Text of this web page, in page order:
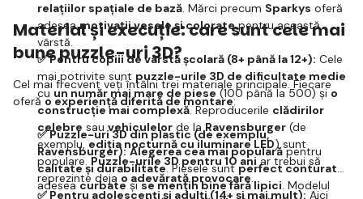
relațiilor spațiale de bază. Mărci precum Sparkys oferă
adeseamotivații vesele și coloratepentru această
vârstă.
✅ Pentru copiii de vârstă școlară (8+ până la 12+): Cele
mai potrivite sunt puzzle-urile 3D de dificultate medie
cuun număr mai mare de piese(100 până la 500) șio
construcție mai complexă. Reproducerile clădirilor
celebre sauvehiculelor de laRavensburger (de
exemplu, ediția nocturnă cu iluminare LED) sunt
populare. Puzzle-urile 3D pentru 10 ani ar trebui să
reprezinte deja o adevărată provocare.
✅ Pentru adolescenți și adulți (14+ și mai mult): Aici
Material și execuție: care sunt cele mai
bune puzzle-uri 3D?
Cel mai frecvent veți întâlni trei materiale principale. Fiecare
oferăo experiență diferită de montare:
✅ Puzzle-uri 3D din plastic (de exemplu,
Ravensburger): Alegerea cea mai popularăpentru
calitate și durabilitate. Piesele suntperfect conturate
adeseacurbateșise mențin bine fără lipici. Modelul